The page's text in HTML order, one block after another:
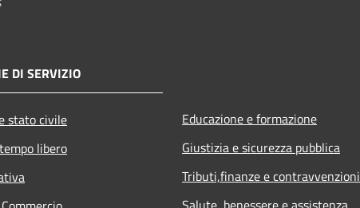
DI SERVIZIO
stato civile
libero
Educazione e formazione
Giustizia e sicurezza pubblica
Tributi,finanze e contravvenzioni